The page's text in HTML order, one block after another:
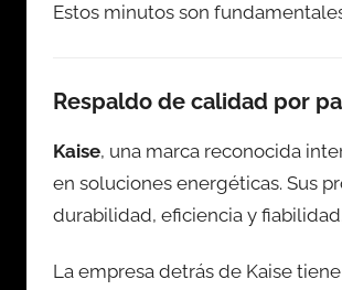
Estos minutos son
Respaldo de calidad por
Kaise, una marca reconocida
en soluciones energéticas. Sus
durabilidad, eficiencia y
La empresa detrás de Kaise